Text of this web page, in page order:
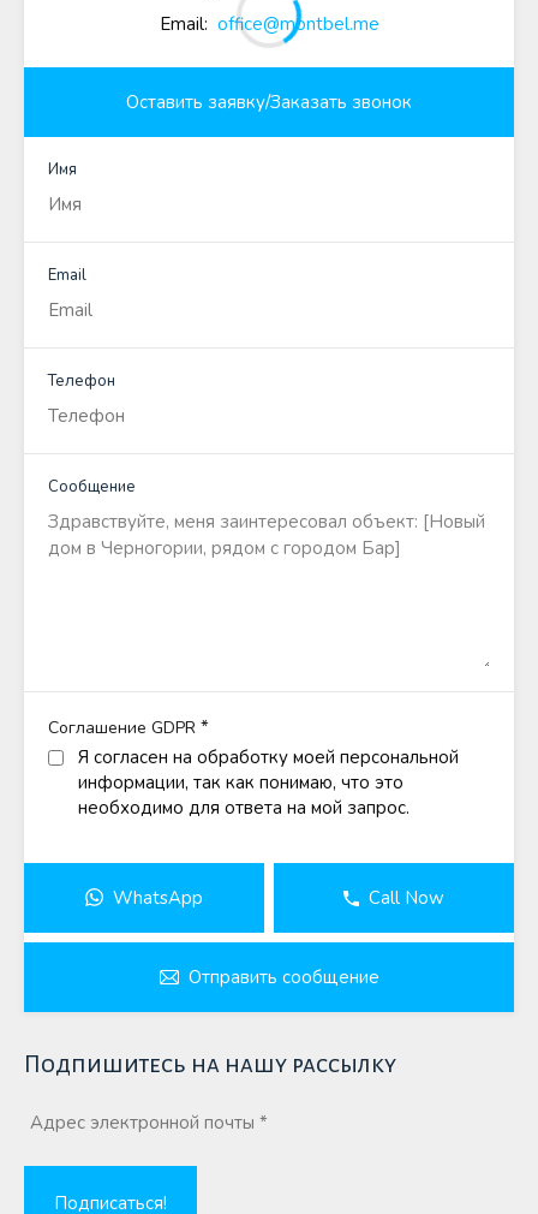
Email: office@montbel.me
Оставить заявку/Заказать звонок
Имя
Email
Телефон
Сообщение
Соглашение GDPR *
Я согласен на обработку моей персональной
информации, так как понимаю, что это
необходимо для ответа на мой запрос.
WhatsApp Call Now
Отправить сообщение
Подпишитесь на нашу рассылку